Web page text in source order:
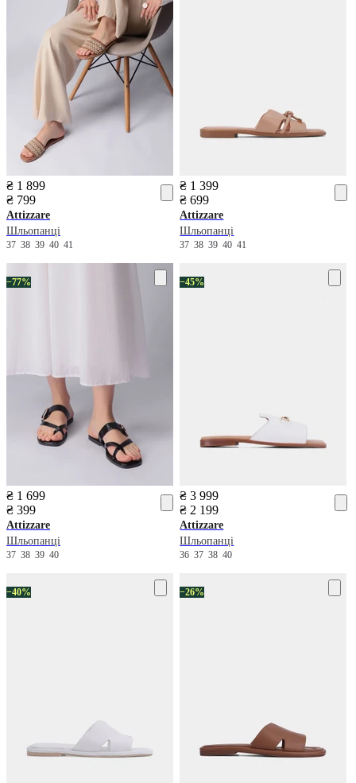
₴ 1 899
₴ 799
Attizzare
Шльопанці
37 38 39 40 41
₴ 1 399
₴ 699
Attizzare
Шльопанці
3738394041
−77%
₴ 1 699
₴ 399
Attizzare
Шльопанці
37 38 39 40
−45%
₴ 3 999
₴ 2 199
Attizzare
Шльопанці
36373840
−40% −26%